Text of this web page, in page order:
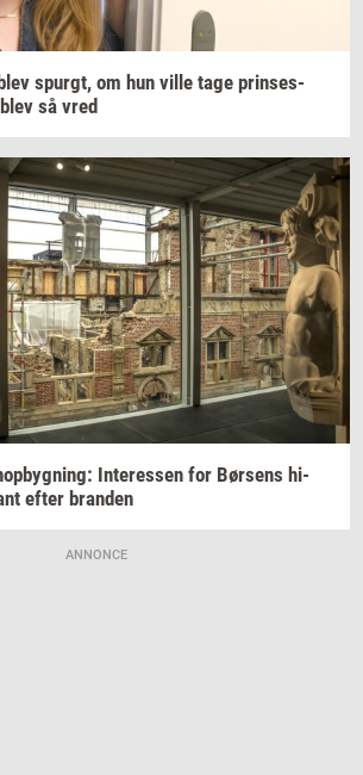
blev spurgt, om hun ville tage prin­ses­
så vred
In­ter­es­sen for Bør­sens hi­
efter bran­den
ANNONCE